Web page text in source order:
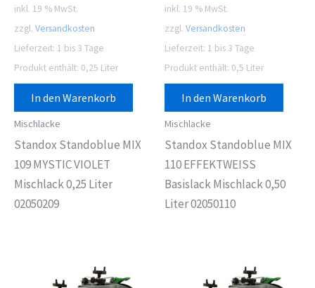
inkl. 19 % MwSt.
zzgl. Versandkosten
Lieferzeit: 1 bis 3 Tage
Produkt enthält: 0,25 Liter
In den Warenkorb
Mischlacke
Standox Standoblue MIX
109 MYSTIC VIOLET
Mischlack 0,25 Liter
02050209
inkl. 19 % MwSt.
zzgl. Versandkosten
Lieferzeit: 1 bis 3 Tage
Produkt enthält: 0,5 Liter
In den Warenkorb
Mischlacke
Standox Standoblue MIX
110 EFFEKTWEISS
Basislack Mischlack 0,50
Liter 02050110